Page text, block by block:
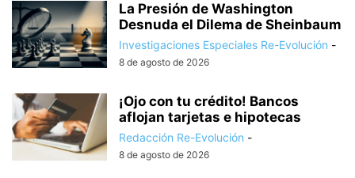
La Presión de Washington
Desnuda el Dilema de Sheinbaum
Investigaciones Especiales Re-Evolución -
8 de agosto de 2026
¡Ojo con tu crédito! Bancos
aflojan tarjetas e hipotecas
Redacción Re-Evolución -
8 de agosto de 2026